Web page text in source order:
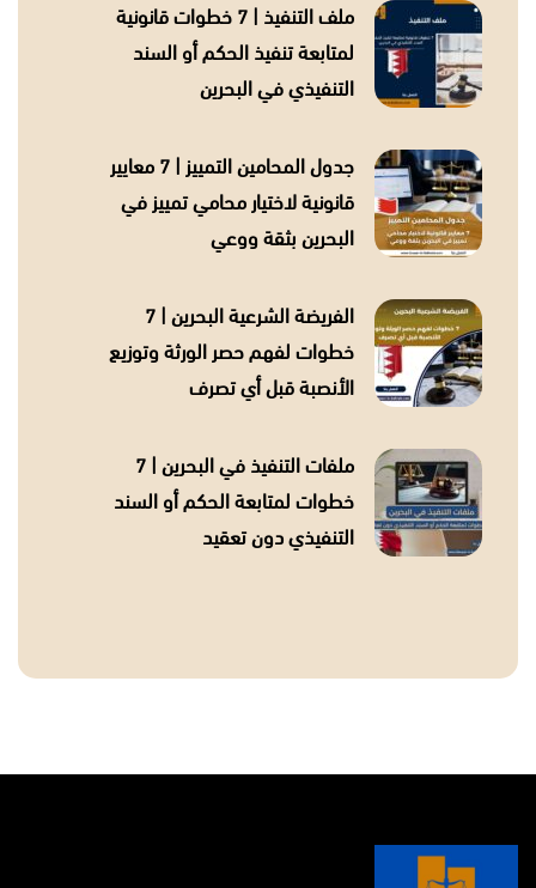
ملف التنفيذ | 7 خطوات قانونية
لمتابعة تنفيذ الحكم أو السند
التنفيذي في البحرين
جدول المحامين التمييز | 7 معايير
قانونية لاختيار محامي تمييز في
البحرين بثقة ووعي
الفريضة الشرعية البحرين | 7
خطوات لفهم حصر الورثة وتوزيع
الأنصبة قبل أي تصرف
ملفات التنفيذ في البحرين | 7
خطوات لمتابعة الحكم أو السند
التنفيذي دون تعقيد